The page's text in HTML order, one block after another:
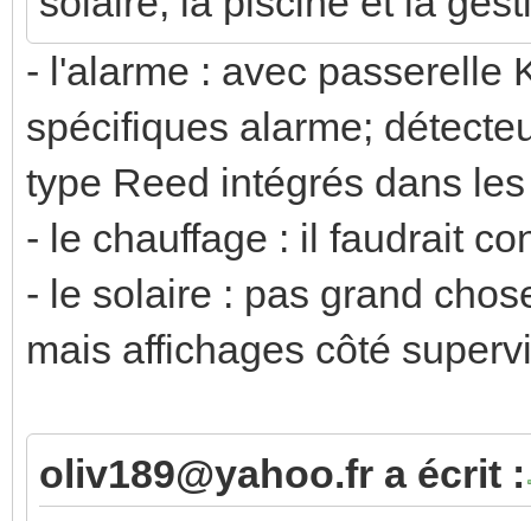
- l'alarme : avec passerelle
spécifiques alarme;
type Reed intégrés dans
- le chauffage : il faudrait
- le solaire : pas grand
mais affichages côté
oliv189@yahoo.fr a écrit :